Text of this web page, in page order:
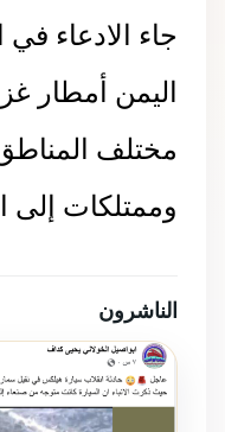
جاء الادعاء
اليمن أمطار
مختلف
وممتلكات إلى
الناشرون